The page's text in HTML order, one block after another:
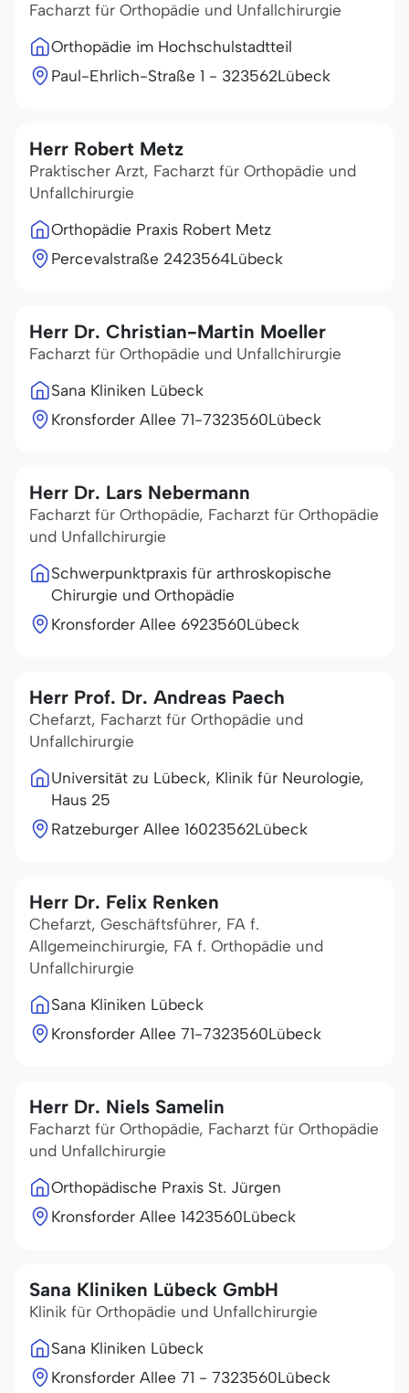
Facharzt für Orthopädie und Unfallchirurgie
Orthopädie im Hochschulstadtteil
Paul-Ehrlich-Straße 1 - 323562Lübeck
Herr Robert Metz
Praktischer Arzt, Facharzt für Orthopädie und
Unfallchirurgie
Orthopädie Praxis Robert Metz
Percevalstraße 2423564Lübeck
Herr Dr. Christian-Martin Moeller
Facharzt für Orthopädie und Unfallchirurgie
Sana Kliniken Lübeck
Kronsforder Allee 71-7323560Lübeck
Herr Dr. Lars Nebermann
Facharzt für Orthopädie, Facharzt für Orthopädie
und Unfallchirurgie
Schwerpunktpraxis für arthroskopische
Chirurgie und Orthopädie
Kronsforder Allee 6923560Lübeck
Herr Prof. Dr. Andreas Paech
Chefarzt, Facharzt für Orthopädie und
Unfallchirurgie
Universität zu Lübeck, Klinik für Neurologie,
Haus 25
Ratzeburger Allee 16023562Lübeck
Herr Dr. Felix Renken
Chefarzt, Geschäftsführer, FA f.
Allgemeinchirurgie, FA f. Orthopädie und
Unfallchirurgie
Sana Kliniken Lübeck
Kronsforder Allee 71-7323560Lübeck
Herr Dr. Niels Samelin
Facharzt für Orthopädie, Facharzt für Orthopädie
und Unfallchirurgie
Orthopädische Praxis St. Jürgen
Kronsforder Allee 1423560Lübeck
Sana Kliniken Lübeck GmbH
Klinik für Orthopädie und Unfallchirurgie
Sana Kliniken Lübeck
Kronsforder Allee 71 - 7323560Lübeck